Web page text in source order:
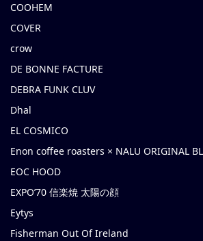
COOHEM
COVER
crow
DE BONNE FACTURE
DEBRA FUNK CLUV
Dhal
EL COSMICO
Enon coffee roasters × NALU ORIGINAL
EOC HOOD
EXPO’70 信楽焼 太陽の顔
Eytys
Fisherman Out Of Ireland